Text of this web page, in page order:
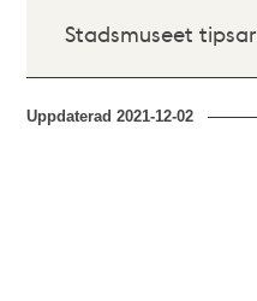
Stadsmuseet tipsar
Uppdaterad2021-12-02